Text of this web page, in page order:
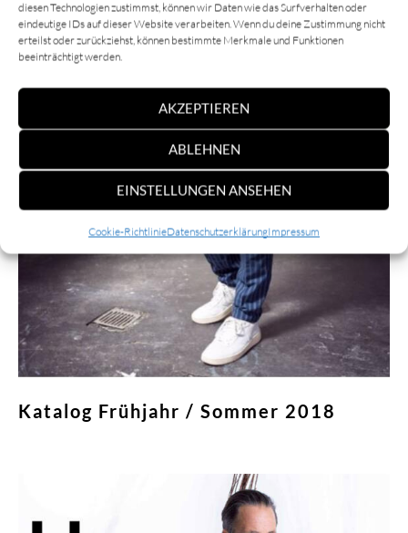
diesen Technologien zustimmst, können wir Daten wie das Surfverhalten oder
eindeutige IDs auf dieser Website verarbeiten. Wenn du deine Zustimmung nicht
erteilst oder zurückziehst, können bestimmte Merkmale und Funktionen
beeinträchtigt werden.
AKZEPTIEREN
ABLEHNEN
EINSTELLUNGEN ANSEHEN
Cookie-RichtlinieDatenschutzerklärungImpressum
Katalog Frühjahr / Sommer 2018